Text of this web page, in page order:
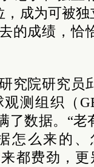
，成为可被
的成绩，恰
究院研究员
测组织（
了数据。“
怎么来的
都费劲，